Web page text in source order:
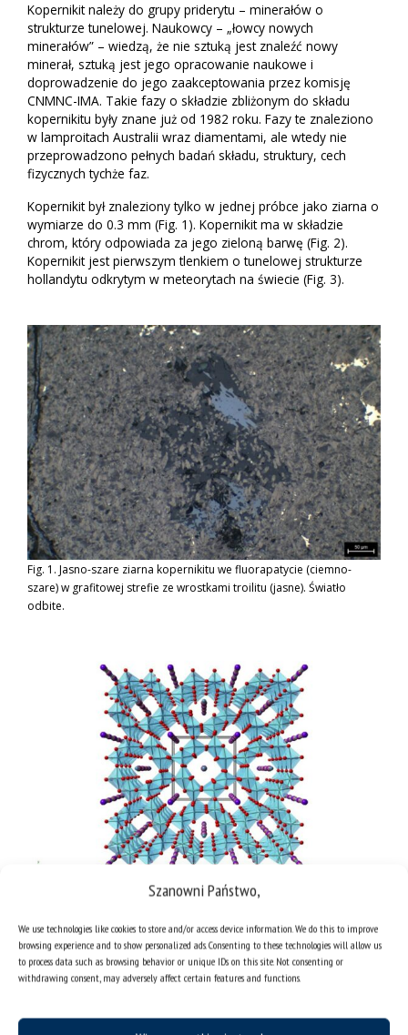
Szanowni Państwo,
We use technologies like cookies to store and/or access device information. We do this to improve
browsing experience and to show personalized ads. Consenting to these technologies will allow us
to process data such as browsing behavior or unique IDs on this site. Not consenting or
withdrawing consent, may adversely affect certain features and functions.
Kopernikit należy do grupy priderytu – minerałów o
strukturze tunelowej. Naukowcy – „łowcy nowych
minerałów” – wiedzą, że nie sztuką jest znaleźć nowy
minerał, sztuką jest jego opracowanie naukowe i
doprowadzenie do jego zaakceptowania przez komisję
CNMNC-IMA. Takie fazy o składzie zbliżonym do składu
kopernikitu były znane już od 1982 roku. Fazy te znaleziono
w lamproitach Australii wraz diamentami, ale wtedy nie
przeprowadzono pełnych badań składu, struktury, cech
fizycznych tychże faz.
Kopernikit był znaleziony tylko w jednej próbce jako ziarna o
wymiarze do 0.3 mm (Fig. 1). Kopernikit ma w składzie
chrom, który odpowiada za jego zieloną barwę (Fig. 2).
Kopernikit jest pierwszym tlenkiem o tunelowej strukturze
hollandytu odkrytym w meteorytach na świecie (Fig. 3).
Fig. 1. Jasno-szare ziarna kopernikitu we fluorapatycie (ciemno-
szare) w grafitowej strefie ze wrostkami troilitu (jasne). Światło
odbite.
Fig. 3. Tunelowa struktura kopernikitu. Kolorem niebeskim pokazany
są domieszki baru oraz wapnia.
Nie ma wątpliwości, że systematyczne badania
pochodzi od dzielnicy Morasko w Poznaniu), który spadał na